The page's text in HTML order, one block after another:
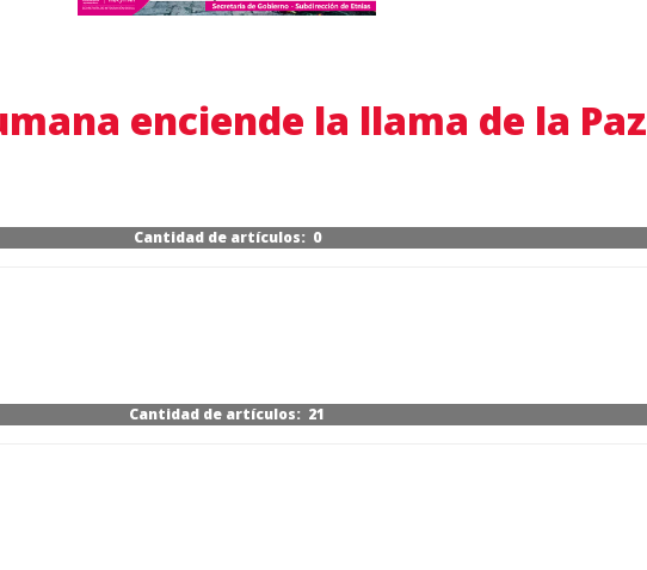
enciende la llama de la Paz
Cantidad de artículos: 0
Cantidad de artículos: 21